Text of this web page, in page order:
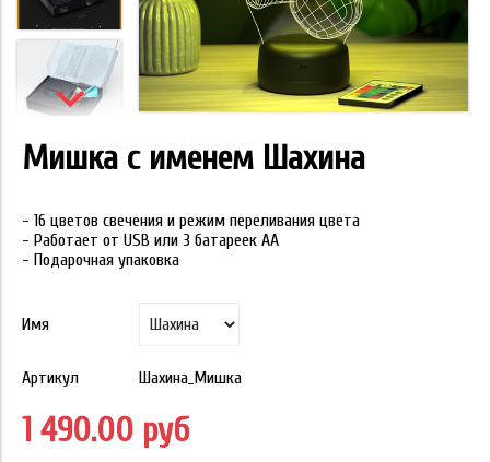
Мишка с именем Шахина
- 16 цветов свечения и режим переливания цвета
- Работает от USB или 3 батареек АА
- Подарочная упаковка
Имя
Артикул Шахина_Мишка
1 490.00 руб